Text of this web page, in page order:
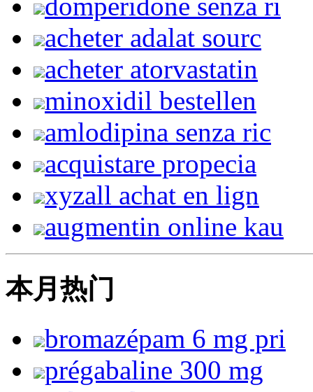
domperidone senza ri
acheter adalat sourc
acheter atorvastatin
minoxidil bestellen
amlodipina senza ric
acquistare propecia
xyzall achat en lign
augmentin online kau
本月热门
bromazépam 6 mg pri
prégabaline 300 mg